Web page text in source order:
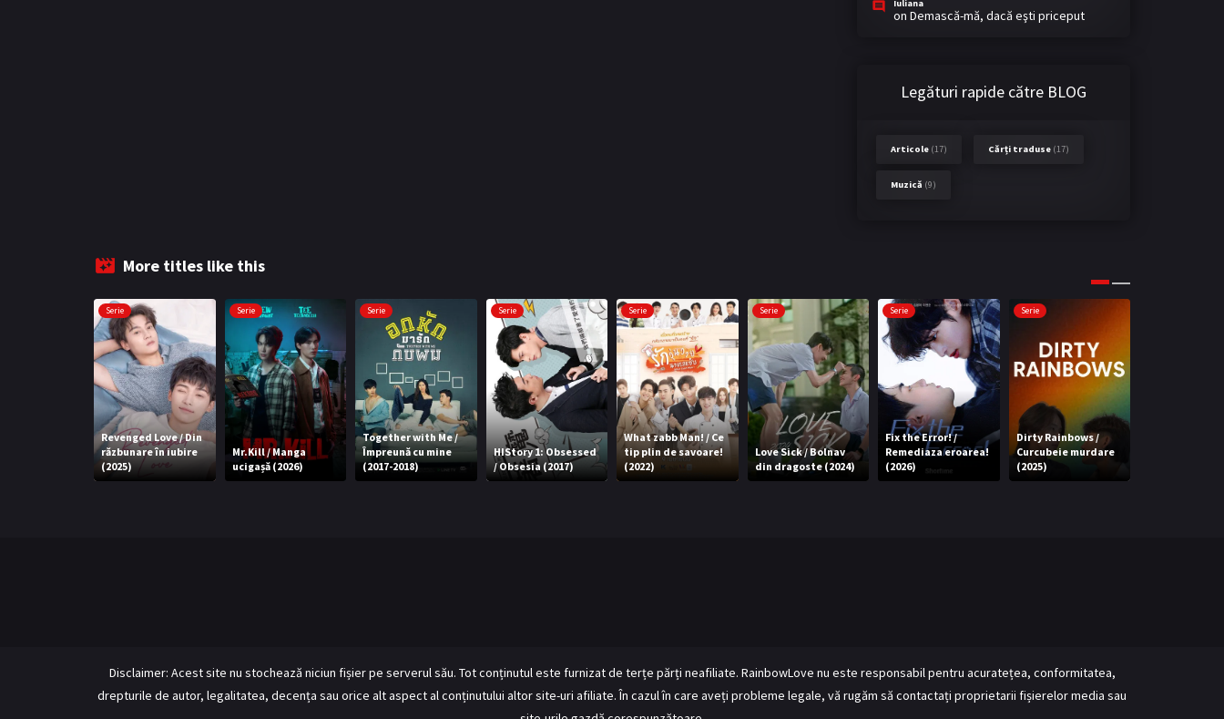
Iuliana
on Demască-mă, dacă eşti priceput
Legături rapide către BLOG
Articole (17) Cărți traduse (17)
Muzică (9)
More titles like this
Serie
Revenged Love / Din
răzbunare în iubire
(2025)
Serie
Mr.Kill / Manga
ucigașă (2026)
Serie
Together with Me /
Împreună cu mine
(2017-2018)
Serie
HIStory 1: Obsessed
/ Obsesia (2017)
Serie
What zabb Man! / Ce
tip plin de savoare!
(2022)
Serie
Love Sick / Bolnav
din dragoste (2024)
Serie
Fix the Error! /
Remediaza eroarea!
(2026)
Serie
Dirty Rainbows /
Curcubeie murdare
(2025)
Disclaimer: Acest site nu stochează niciun fișier pe serverul său. Tot conținutul este furnizat de terțe părți neafiliate. RainbowLove nu este responsabil pentru acuratețea, conformitatea,
drepturile de autor, legalitatea, decența sau orice alt aspect al conținutului altor site-uri afiliate. În cazul în care aveți probleme legale, vă rugăm să contactați proprietarii fișierelor media sau